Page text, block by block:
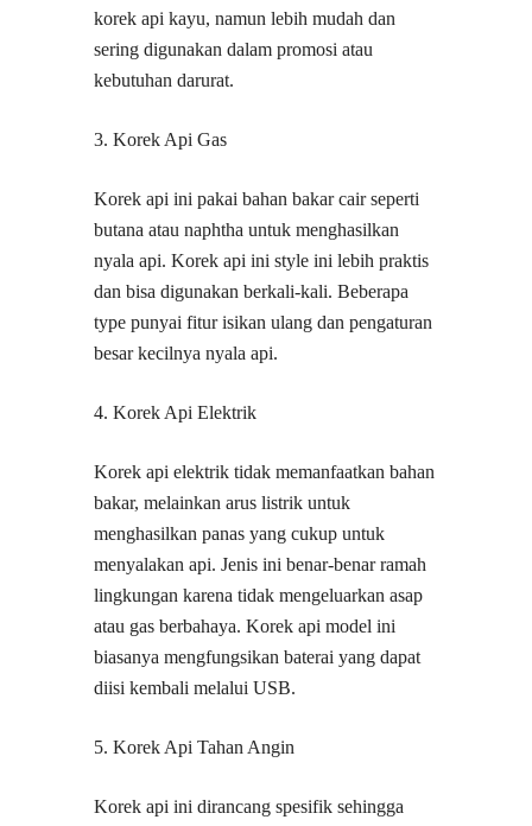
korek api kayu, namun lebih mudah dan
sering digunakan dalam promosi atau
kebutuhan darurat.
3. Korek Api Gas
Korek api ini pakai bahan bakar cair seperti
butana atau naphtha untuk menghasilkan
nyala api. Korek api ini style ini lebih praktis
dan bisa digunakan berkali-kali. Beberapa
type punyai fitur isikan ulang dan pengaturan
besar kecilnya nyala api.
4. Korek Api Elektrik
Korek api elektrik tidak memanfaatkan bahan
bakar, melainkan arus listrik untuk
menghasilkan panas yang cukup untuk
menyalakan api. Jenis ini benar-benar ramah
lingkungan karena tidak mengeluarkan asap
atau gas berbahaya. Korek api model ini
biasanya mengfungsikan baterai yang dapat
diisi kembali melalui USB.
5. Korek Api Tahan Angin
Korek api ini dirancang spesifik sehingga